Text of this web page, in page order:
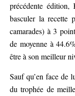
précédente
basculer la recette
camarades) à 3
de moyenne à
être à son meilleur
Sauf qu’en face de
du trophée de